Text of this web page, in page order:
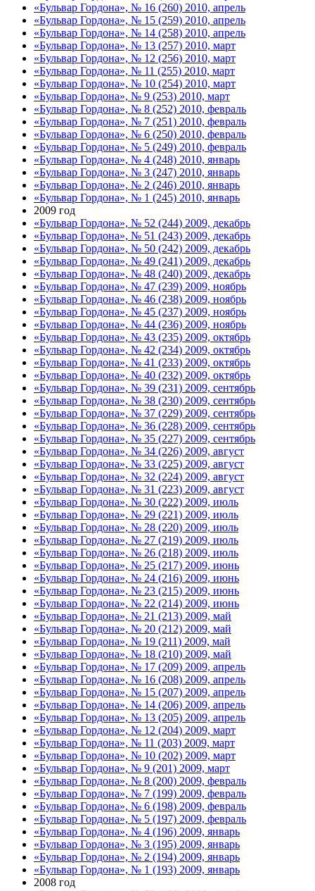
«Бульвар Гордона», № 16 (260) 2010, апрель
«Бульвар Гордона», № 15 (259) 2010, апрель
«Бульвар Гордона», № 14 (258) 2010, апрель
«Бульвар Гордона», № 13 (257) 2010, март
«Бульвар Гордона», № 12 (256) 2010, март
«Бульвар Гордона», № 11 (255) 2010, март
«Бульвар Гордона», № 10 (254) 2010, март
«Бульвар Гордона», № 9 (253) 2010, март
«Бульвар Гордона», № 8 (252) 2010, февраль
«Бульвар Гордона», № 7 (251) 2010, февраль
«Бульвар Гордона», № 6 (250) 2010, февраль
«Бульвар Гордона», № 5 (249) 2010, февраль
«Бульвар Гордона», № 4 (248) 2010, январь
«Бульвар Гордона», № 3 (247) 2010, январь
«Бульвар Гордона», № 2 (246) 2010, январь
«Бульвар Гордона», № 1 (245) 2010, январь
2009 год
«Бульвар Гордона», № 52 (244) 2009, декабрь
«Бульвар Гордона», № 51 (243) 2009, декабрь
«Бульвар Гордона», № 50 (242) 2009, декабрь
«Бульвар Гордона», № 49 (241) 2009, декабрь
«Бульвар Гордона», № 48 (240) 2009, декабрь
«Бульвар Гордона», № 47 (239) 2009, ноябрь
«Бульвар Гордона», № 46 (238) 2009, ноябрь
«Бульвар Гордона», № 45 (237) 2009, ноябрь
«Бульвар Гордона», № 44 (236) 2009, ноябрь
«Бульвар Гордона», № 43 (235) 2009, октябрь
«Бульвар Гордона», № 42 (234) 2009, октябрь
«Бульвар Гордона», № 41 (233) 2009, октябрь
«Бульвар Гордона», № 40 (232) 2009, октябрь
«Бульвар Гордона», № 39 (231) 2009, сентябрь
«Бульвар Гордона», № 38 (230) 2009, сентябрь
«Бульвар Гордона», № 37 (229) 2009, сентябрь
«Бульвар Гордона», № 36 (228) 2009, сентябрь
«Бульвар Гордона», № 35 (227) 2009, сентябрь
«Бульвар Гордона», № 34 (226) 2009, август
«Бульвар Гордона», № 33 (225) 2009, август
«Бульвар Гордона», № 32 (224) 2009, август
«Бульвар Гордона», № 31 (223) 2009, август
«Бульвар Гордона», № 30 (222) 2009, июль
«Бульвар Гордона», № 29 (221) 2009, июль
«Бульвар Гордона», № 28 (220) 2009, июль
«Бульвар Гордона», № 27 (219) 2009, июль
«Бульвар Гордона», № 26 (218) 2009, июль
«Бульвар Гордона», № 25 (217) 2009, июнь
«Бульвар Гордона», № 24 (216) 2009, июнь
«Бульвар Гордона», № 23 (215) 2009, июнь
«Бульвар Гордона», № 22 (214) 2009, июнь
«Бульвар Гордона», № 21 (213) 2009, май
«Бульвар Гордона», № 20 (212) 2009, май
«Бульвар Гордона», № 19 (211) 2009, май
«Бульвар Гордона», № 18 (210) 2009, май
«Бульвар Гордона», № 17 (209) 2009, апрель
«Бульвар Гордона», № 16 (208) 2009, апрель
«Бульвар Гордона», № 15 (207) 2009, апрель
«Бульвар Гордона», № 14 (206) 2009, апрель
«Бульвар Гордона», № 13 (205) 2009, апрель
«Бульвар Гордона», № 12 (204) 2009, март
«Бульвар Гордона», № 11 (203) 2009, март
«Бульвар Гордона», № 10 (202) 2009, март
«Бульвар Гордона», № 9 (201) 2009, март
«Бульвар Гордона», № 8 (200) 2009, февраль
«Бульвар Гордона», № 7 (199) 2009, февраль
«Бульвар Гордона», № 6 (198) 2009, февраль
«Бульвар Гордона», № 5 (197) 2009, февраль
«Бульвар Гордона», № 4 (196) 2009, январь
«Бульвар Гордона», № 3 (195) 2009, январь
«Бульвар Гордона», № 2 (194) 2009, январь
«Бульвар Гордона», № 1 (193) 2009, январь
2008 год